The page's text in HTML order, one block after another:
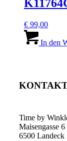
€ 99,00
In den
Time by
Maisengasse 6
6500 Landeck